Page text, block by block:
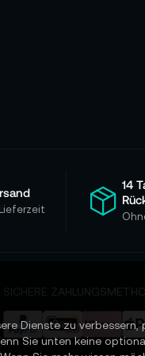
14
SICHERE
Dienste zu
Sie unten keine